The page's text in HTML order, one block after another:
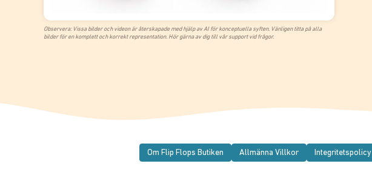
Observera: Vissa bilder och videon är återskapade med hjälp av AI för konceptuella syften. Vänligen titta på alla
bilder för en komplett och korrekt representation. Hör gärna av dig till vår support vid frågor.
Om Flip Flops Butiken Allmänna Villkor Integritetspolicy